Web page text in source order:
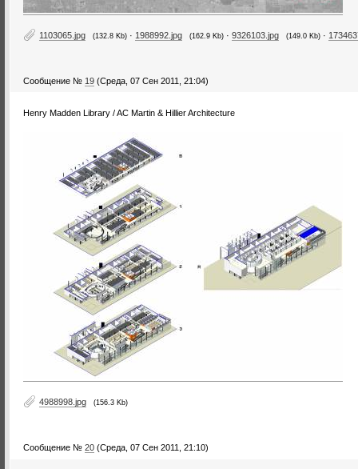
1103065.jpg (132.8 Kb) · 1988992.jpg (162.9 Kb) · 9326103.jpg (149.0 Kb) ·
Сообщение № 19 (Среда, 07 Сен 2011, 21:04)
Henry Madden Library / AC Martin & Hillier Architecture
4988998.jpg (156.3 Kb)
Сообщение № 20 (Среда, 07 Сен 2011, 21:10)